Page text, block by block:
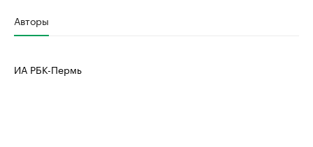
Авторы
ИА РБК-Пермь